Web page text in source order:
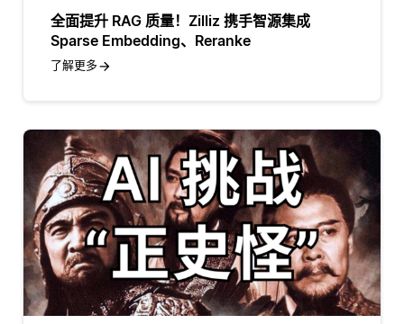
全面提升 RAG 质量！Zilliz 携手智源集成
Sparse Embedding、Reranke
了解更多